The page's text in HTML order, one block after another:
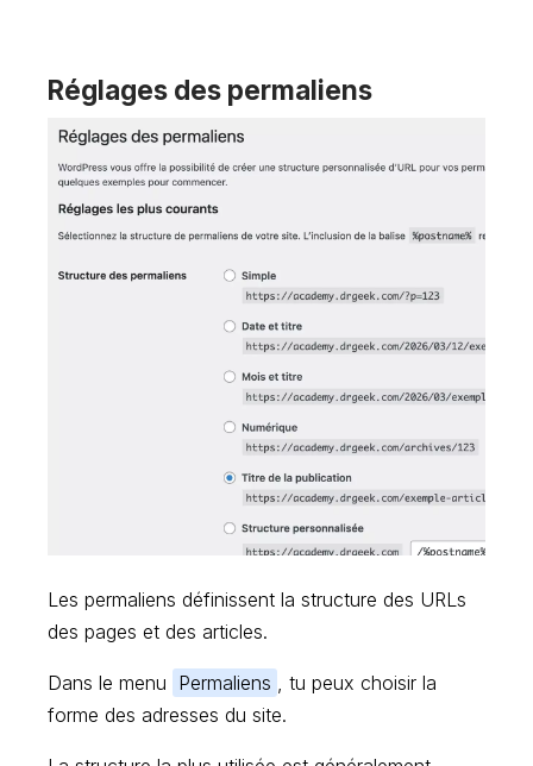
Réglages des permaliens
Les permaliens définissent la structure des URLs
des pages et des articles.
Dans le menu Permaliens
, tu peux choisir la
forme des adresses du site.